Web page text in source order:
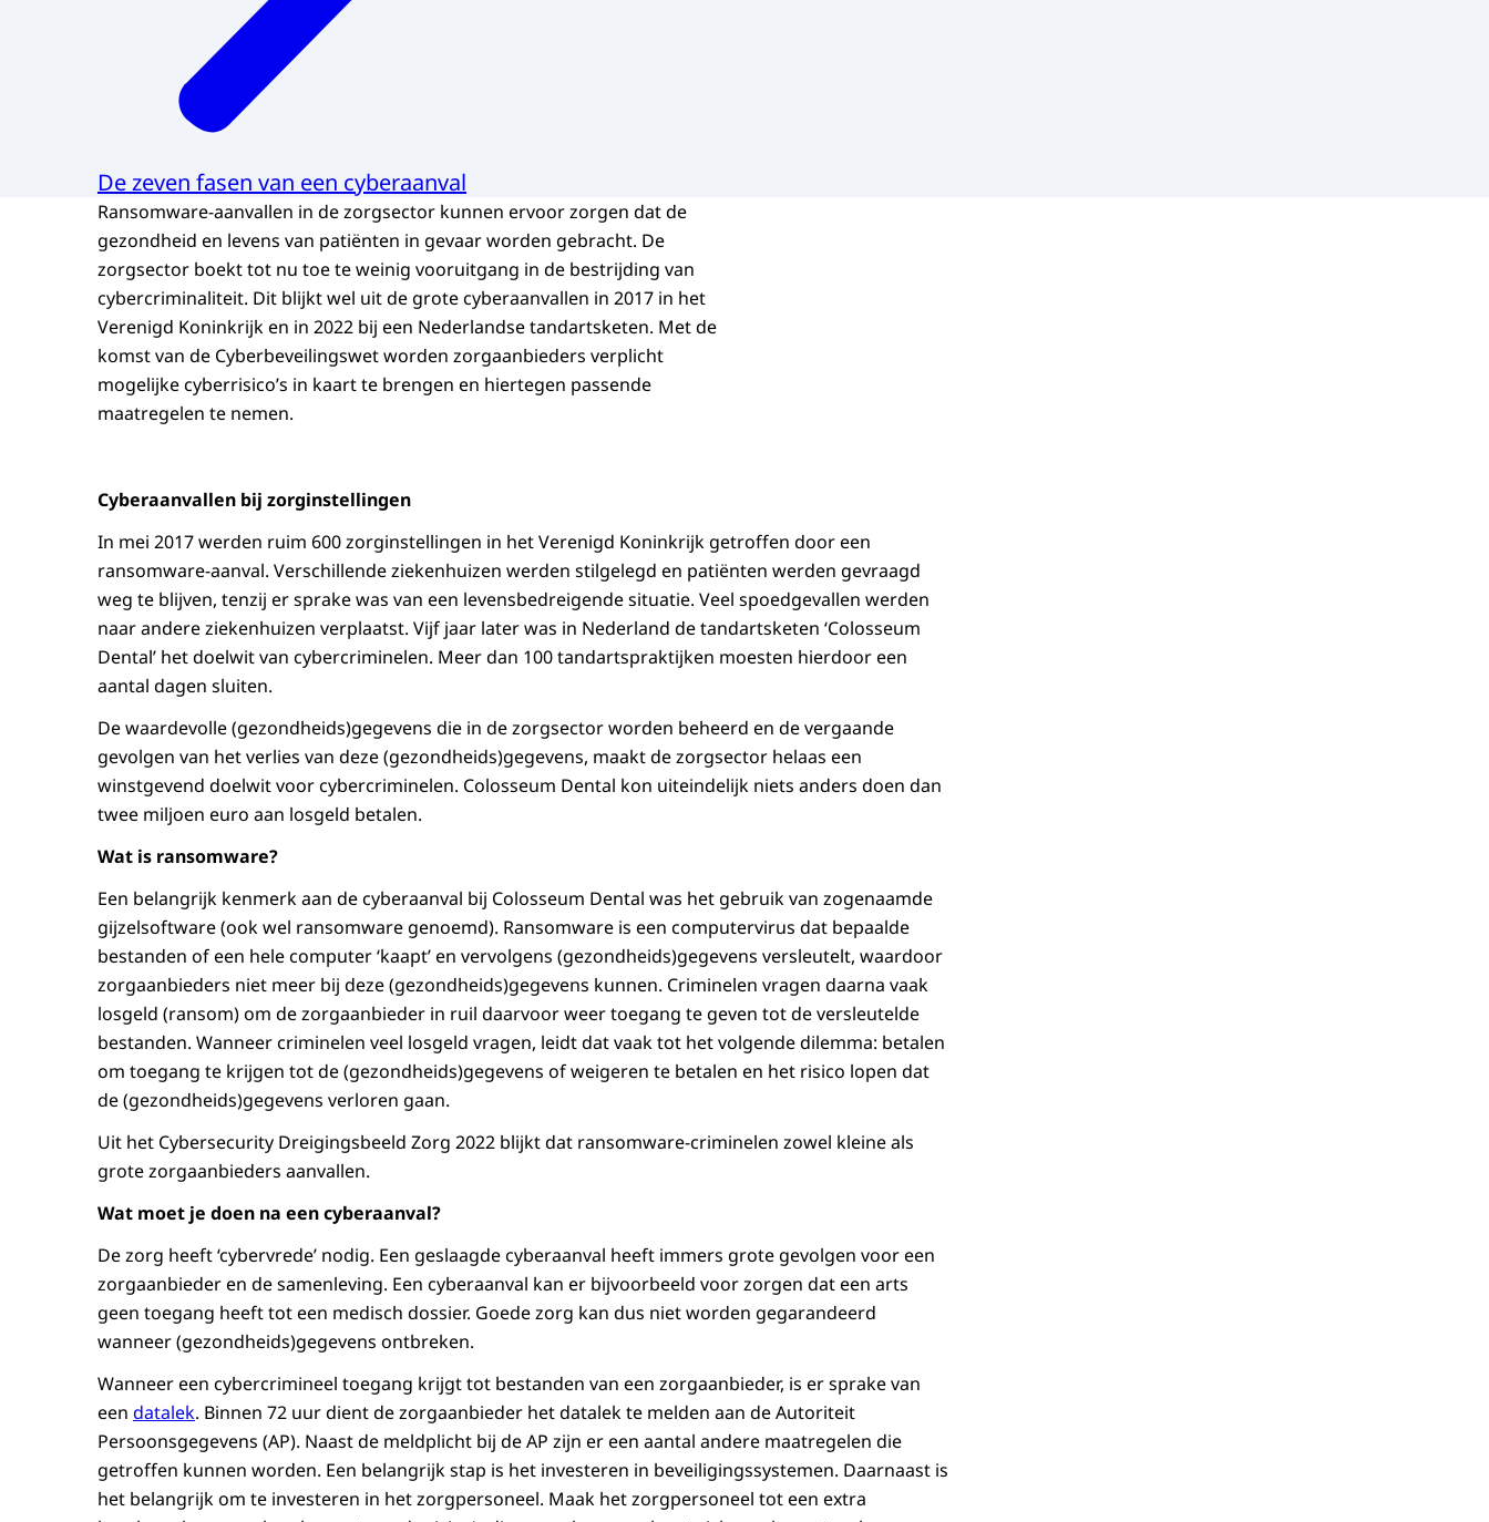
De zeven fasen van een cyberaanval
Ransomware-aanvallen in de zorgsector kunnen ervoor zorgen dat de
gezondheid en levens van patiënten in gevaar worden gebracht. De
zorgsector boekt tot nu toe te weinig vooruitgang in de bestrijding van
cybercriminaliteit. Dit blijkt wel uit de grote cyberaanvallen in 2017 in het
Verenigd Koninkrijk en in 2022 bij een Nederlandse tandartsketen. Met de
komst van de Cyberbeveilingswet worden zorgaanbieders verplicht
mogelijke cyberrisico’s in kaart te brengen en hiertegen passende
maatregelen te nemen.
Cyberaanvallen bij zorginstellingen
In mei 2017 werden ruim 600 zorginstellingen in het Verenigd Koninkrijk getroffen door een
ransomware-aanval. Verschillende ziekenhuizen werden stilgelegd en patiënten werden gevraagd
weg te blijven, tenzij er sprake was van een levensbedreigende situatie. Veel spoedgevallen werden
naar andere ziekenhuizen verplaatst. Vijf jaar later was in Nederland de tandartsketen ‘Colosseum
Dental’ het doelwit van cybercriminelen. Meer dan 100 tandartspraktijken moesten hierdoor een
aantal dagen sluiten.
De waardevolle (gezondheids)gegevens die in de zorgsector worden beheerd en de vergaande
gevolgen van het verlies van deze (gezondheids)gegevens, maakt de zorgsector helaas een
winstgevend doelwit voor cybercriminelen. Colosseum Dental kon uiteindelijk niets anders doen dan
twee miljoen euro aan losgeld betalen.
Wat is ransomware?
Een belangrijk kenmerk aan de cyberaanval bij Colosseum Dental was het gebruik van zogenaamde
gijzelsoftware (ook wel ransomware genoemd). Ransomware is een computervirus dat bepaalde
bestanden of een hele computer ‘kaapt’ en vervolgens (gezondheids)gegevens versleutelt, waardoor
zorgaanbieders niet meer bij deze (gezondheids)gegevens kunnen. Criminelen vragen daarna vaak
losgeld (ransom) om de zorgaanbieder in ruil daarvoor weer toegang te geven tot de versleutelde
bestanden. Wanneer criminelen veel losgeld vragen, leidt dat vaak tot het volgende dilemma: betalen
om toegang te krijgen tot de (gezondheids)gegevens of weigeren te betalen en het risico lopen dat
de (gezondheids)gegevens verloren gaan.
Uit het Cybersecurity Dreigingsbeeld Zorg 2022 blijkt dat ransomware-criminelen zowel kleine als
grote zorgaanbieders aanvallen.
Wat moet je doen na een cyberaanval?
De zorg heeft ‘cybervrede’ nodig. Een geslaagde cyberaanval heeft immers grote gevolgen voor een
zorgaanbieder en de samenleving. Een cyberaanval kan er bijvoorbeeld voor zorgen dat een arts
geen toegang heeft tot een medisch dossier. Goede zorg kan dus niet worden gegarandeerd
wanneer (gezondheids)gegevens ontbreken.
Wanneer een cybercrimineel toegang krijgt tot bestanden van een zorgaanbieder, is er sprake van
een datalek. Binnen 72 uur dient de zorgaanbieder het datalek te melden aan de Autoriteit
Persoonsgegevens (AP). Naast de meldplicht bij de AP zijn er een aantal andere maatregelen die
getroffen kunnen worden. Een belangrijk stap is het investeren in beveiligingssystemen. Daarnaast is
het belangrijk om te investeren in het zorgpersoneel. Maak het zorgpersoneel tot een extra